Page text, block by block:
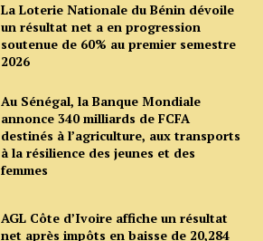
La Loterie Nationale du Bénin dévoile
un résultat net a en progression
soutenue de 60% au premier semestre
2026
Au Sénégal, la Banque Mondiale
annonce 340 milliards de FCFA
destinés à l’agriculture, aux transports
à la résilience des jeunes et des
femmes
AGL Côte d’Ivoire affiche un résultat
net après impôts en baisse de 20,284